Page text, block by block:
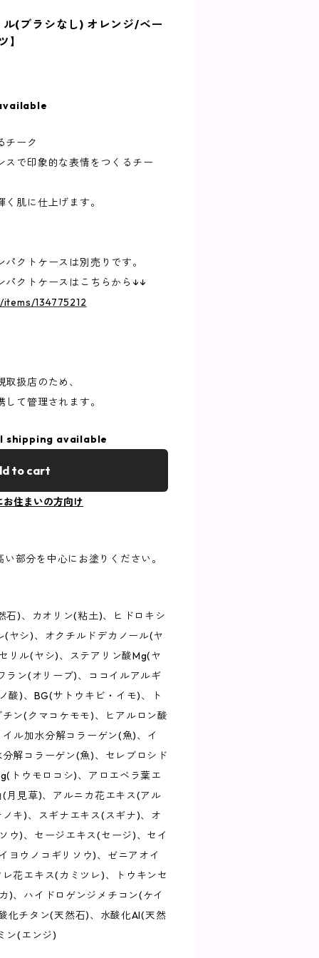
(ブラシなし) オレンジ/ベー
】
チーク
スで印象的な表情をつくるチー
肌に仕上げます。
クトケースは別売りです。
クトケースはこちらから↓↓
134775212
扱店のため、
て管理されます。
shipping available
to cart
お住まいの方向け
部分を中心にお塗りください。
石)、カオリン(粘土)、ヒドロキシ
ヤシ)、オクチルドデカノール(ヤ
リル(ヤシ)、ステアリン酸Mg(ヤ
ラン(オリーブ)、ココイルアルギ
酸)、BG(サトウキビ・イモ)、ト
ン(クマコケモモ)、ヒアルロン酸
ル加水分解コラーゲン(魚)、イ
解コラーゲン(魚)、セレブロシド
トウモロコシ)、アロエベラ葉エ
月見草)、アルニカ花エキス(アル
キ)、スギナエキス(スギナ)、オ
ウ)、セージエキス(セージ)、セイ
ヨウノコギリソウ)、ゼニアオイ
花エキス(カミツレ)、トウキンセ
)、ハイドロゲンジメチコン(ケイ
化チタン(天然石)、水酸化Al(天然
ン(エンジ)